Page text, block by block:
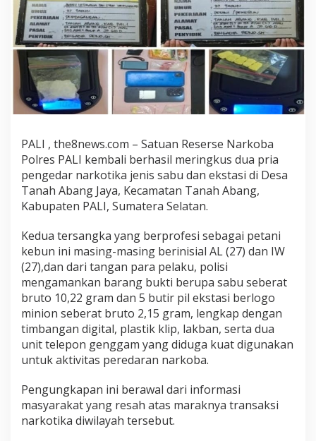
PALI , the8news.com – Satuan Reserse Narkoba
Polres PALI kembali berhasil meringkus dua pria
pengedar narkotika jenis sabu dan ekstasi di Desa
Tanah Abang Jaya, Kecamatan Tanah Abang,
Kabupaten PALI, Sumatera Selatan.
Kedua tersangka yang berprofesi sebagai petani
kebun ini masing-masing berinisial AL (27) dan IW
(27),dan dari tangan para pelaku, polisi
mengamankan barang bukti berupa sabu seberat
bruto 10,22 gram dan 5 butir pil ekstasi berlogo
minion seberat bruto 2,15 gram, lengkap dengan
timbangan digital, plastik klip, lakban, serta dua
unit telepon genggam yang diduga kuat digunakan
untuk aktivitas peredaran narkoba.
Pengungkapan ini berawal dari informasi
masyarakat yang resah atas maraknya transaksi
narkotika diwilayah tersebut.